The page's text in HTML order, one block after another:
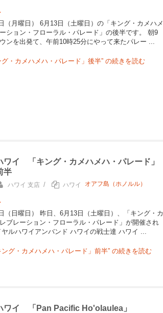
（月曜日） 6月13日（土曜日）の「キング・カメハメ
ション・フローラル・パレード」の後半です。 朝9
ンを出発て、午前10時25分にやって来たパレー ...
グ・カメハメハ・パレード」後半” の続きを読む
ワイ 「キング・カメハメハ・パレード」
半
ハワイ 支店 / ハワイ オアフ島（ホノルル）
（日曜日） 昨日、6月13日（土曜日）、「キング・カ
ブレーション・フローラル・パレード」が開催され
ルハワイアンバンド ハワイの戦士達 ハワイ ...
グ・カメハメハ・パレード」前半” の続きを読む
ワイ 「Pan Pacific Ho'olaulea」